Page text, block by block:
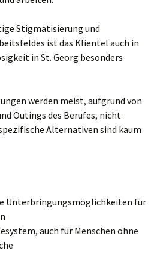
Stigmatisierung und
ist das Klientel auch in
in St. Georg besonders
werden meist, aufgrund von
Outings des Berufes, nicht
Alternativen sind kaum
Unterbringungsmöglichkeiten für
auch für Menschen ohne